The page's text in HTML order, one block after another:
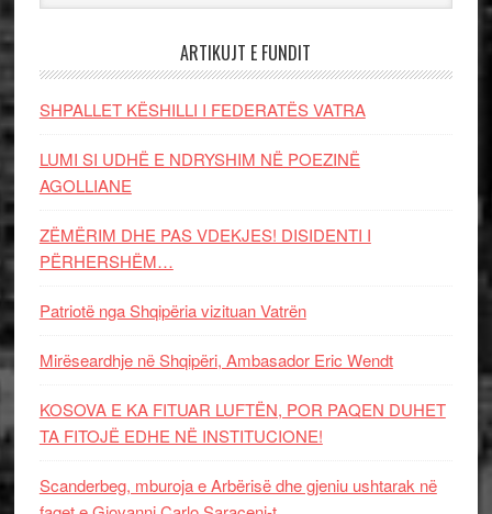
ARTIKUJT E FUNDIT
SHPALLET KËSHILLI I FEDERATËS VATRA
LUMI SI UDHË E NDRYSHIM NË POEZINË
AGOLLIANE
ZËMËRIM DHE PAS VDEKJES! DISIDENTI I
PËRHERSHËM…
Patriotë nga Shqipëria vizituan Vatrën
Mirëseardhje në Shqipëri, Ambasador Eric Wendt
KOSOVA E KA FITUAR LUFTËN, POR PAQEN DUHET
TA FITOJË EDHE NË INSTITUCIONE!
Scanderbeg, mburoja e Arbërisë dhe gjeniu ushtarak në